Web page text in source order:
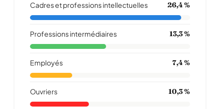
Cadres et professions intellectuelles 26,4 %
Professions intermédiaires 13,3 %
Employés 7,4 %
Ouvriers 10,3 %